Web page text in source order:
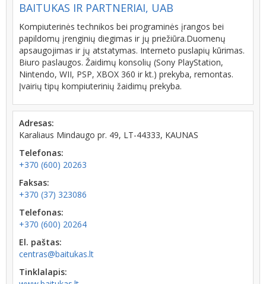
BAITUKAS IR PARTNERIAI, UAB
Kompiuterinės technikos bei programinės įrangos bei
papildomų įrenginių diegimas ir jų priežiūra.Duomenų
apsaugojimas ir jų atstatymas. Interneto puslapių kūrimas.
Biuro paslaugos. Žaidimų konsolių (Sony PlayStation,
Nintendo, WII, PSP, XBOX 360 ir kt.) prekyba, remontas.
Įvairių tipų kompiuterinių žaidimų prekyba.
Adresas:
Karaliaus Mindaugo pr. 49, LT-44333, KAUNAS
Telefonas:
+370 (600) 20263
Faksas:
+370 (37) 323086
Telefonas:
+370 (600) 20264
El. paštas:
centras@baitukas.lt
Tinklalapis: